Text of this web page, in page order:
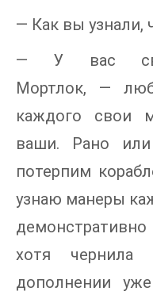
— Как вы узнали,
— У вас
Мортлок, —
каждого свои
ваши. Рано
потерпим
узнаю манеры
хотя
дополнении